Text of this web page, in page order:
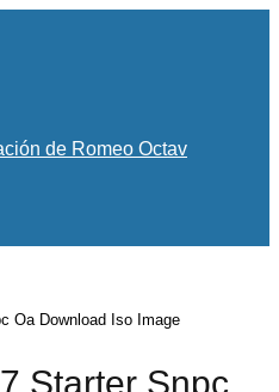
de Romeo Octav
Oa Download Iso Image
Starter Snpc